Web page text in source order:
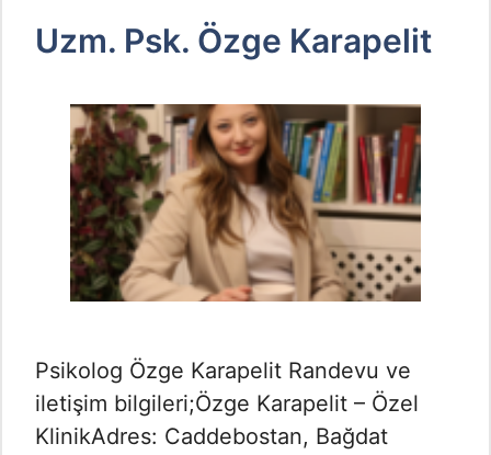
Uzm. Psk. Özge Karapelit
Psikolog Özge Karapelit Randevu ve
iletişim bilgileri;Özge Karapelit – Özel
KlinikAdres: Caddebostan, Bağdat